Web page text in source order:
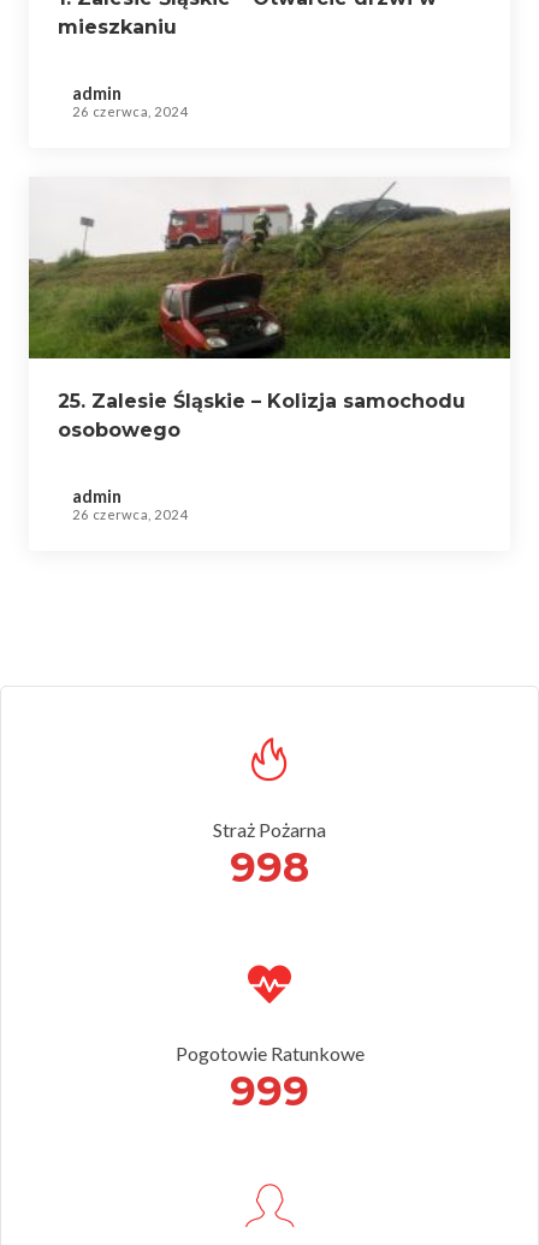
mieszkaniu
admin
26 czerwca, 2024
25. Zalesie Śląskie – Kolizja samochodu
osobowego
admin
26 czerwca, 2024
Straż Pożarna
998
Pogotowie Ratunkowe
999